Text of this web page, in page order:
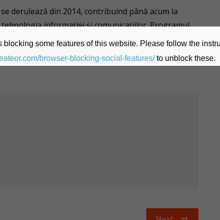
derulează din 2014, contribuind până acum la
informației și comunicațiilor. Programul
extraordinară de a învăța și de a-și perfecționa
un rol important în debutul lor din punct de
blocking some features of this website. Please follow the
browser-blocking-social-features/to unblock these.